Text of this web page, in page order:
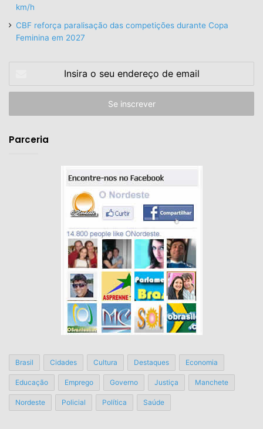
km/h
CBF reforça paralisação das competições durante Copa
Feminina em 2027
seu
de
Parceria
Brasil Cidades Cultura Destaques Economia
Educação Emprego Governo Justiça Manchete
Nordeste Policial Política Saúde